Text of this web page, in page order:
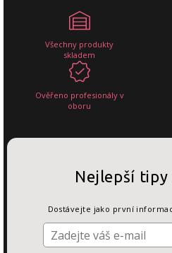
Všechny produkty
skladem
Ověřeno profesionály v
oboru
Nejlepší tipy
Dostávejte jako první